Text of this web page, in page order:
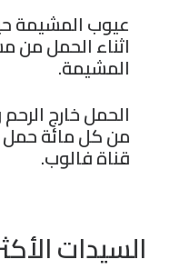
عيوب المشيمة
اثناء الحمل
المشيمة.
الحمل خارج
من كل مائة حمل
قناة فالوب.
السيدات